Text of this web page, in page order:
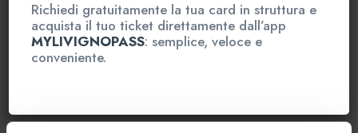
Totale
€ 85,00
Richiedi gratuitamente la tua card in struttura e
acquista il tuo ticket direttamente dall’app
MYLIVIGNOPASS: semplice, veloce e
conveniente.